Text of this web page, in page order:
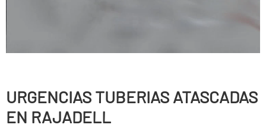
URGENCIAS TUBERIAS ATASCADAS
EN RAJADELL